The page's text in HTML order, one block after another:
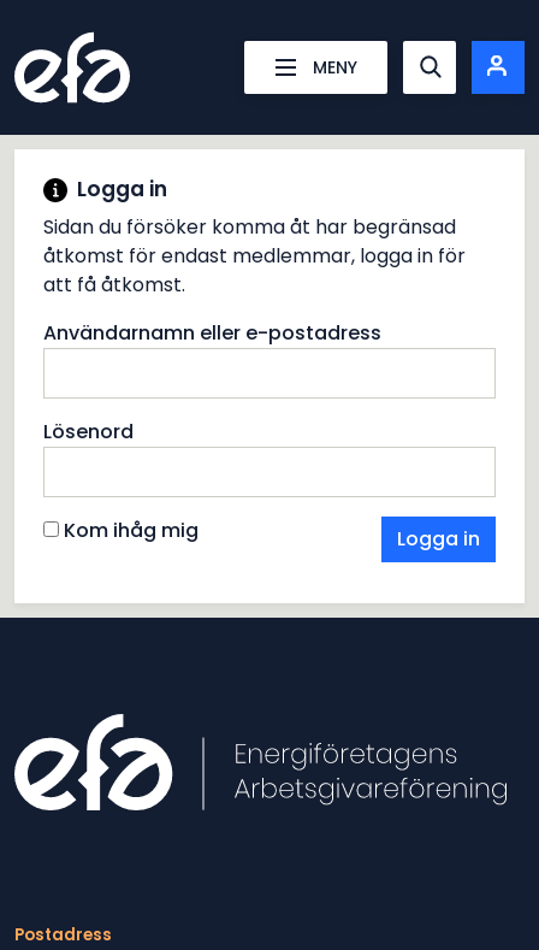
MENY
Show
Logga in
Sidan du försöker komma åt har begränsad
åtkomst för endast medlemmar, logga in för
att få åtkomst.
Användarnamn eller e-postadress
Lösenord
Kom ihåg mig
Postadress